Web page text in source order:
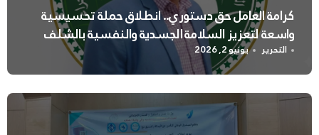
كرامة العامل حق دستوري.. انطلاق حملة تحسيسية
واسعة لتعزيز السلامة الجسدية والنفسية بالشلف
التحرير يونيو 2, 2026